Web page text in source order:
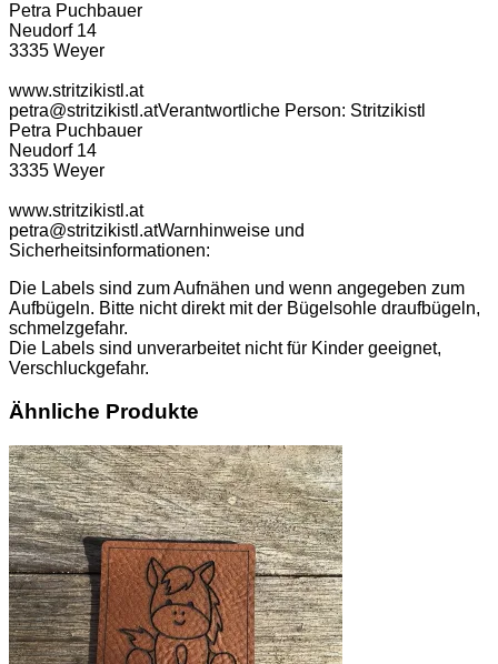
Petra Puchbauer
Neudorf 14
3335 Weyer
www.stritzikistl.at
petra@stritzikistl.atVerantwortliche Person: Stritzikistl
Petra Puchbauer
Neudorf 14
3335 Weyer
www.stritzikistl.at
petra@stritzikistl.atWarnhinweise und
Sicherheitsinformationen:
Die Labels sind zum Aufnähen und wenn angegeben zum
Aufbügeln. Bitte nicht direkt mit der Bügelsohle draufbügeln,
schmelzgefahr.
Die Labels sind unverarbeitet nicht für Kinder geeignet,
Verschluckgefahr.
Ähnliche Produkte